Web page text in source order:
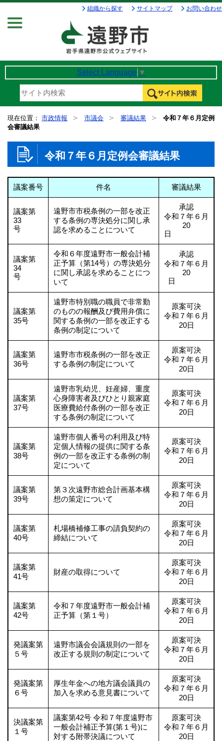
組織から探す サイトマップ お問い合わせ
Select Language ▼
現在位置： 市政情報 市議会 審議結果
令和７年６月定例
会審議結果
令和７年６月定例会審議結果
議案番号 件名 審議結果
議案第
33
号
遠野市市税条例の一部を改正
する条例の専決処分に関し承
認を求めることについて
承認
令和７年６月
20
日
議案第
34
号
令和６年度遠野市一般会計補
正予算（第14号）の専決処分
に関し承認を求めることにつ
いて
承認
令和７年６月
20
日
議案第
35号
遠野市特別職の職員で非常勤
のものの報酬及び費用弁償に
関する条例の一部を改正する
条例の制定について
原案可決
令和７年６月
20日
議案第
36号
遠野市市税条例の一部を改正
する条例の制定について
原案可決
令和７年６月
20日
議案第
37号
遠野市乳幼児、妊産婦、重度
心身障害者及びひとり親家庭
医療費給付条例の一部を改正
する条例の制定について
原案可決
令和７年６月
20日
議案第
38号
遠野市個人番号の利用及び特
定個人情報の提供に関する条
例の一部を改正する条例の制
定について
原案可決
令和７年６月
20日
議案第
39号
第３次遠野市総合計画基本構
想の策定について
原案可決
令和７年６月
20日
議案第
40号
札場橋補修工事の請負契約の
締結について
原案可決
令和７年６月
20日
議案第
41号
財産の取得について
原案可決
令和７年６月
20日
議案第
42号
令和７年度遠野市一般会計補
正予算（第１号）
原案可決
令和７年６月
20日
発議案第
５号
遠野市議会会議規則の一部を
改正する規則の制定について
原案可決
令和７年６月
20日
発議案第
６号
厚生年金への地方議会議員の
加入を求める意見書について
原案可決
令和７年６月
20日
決議案第
１号
議案第42号 令和７年度遠野市
一般会計補正予算(第１号)に
対する附帯決議について
原案可決
令和７年６月
20日